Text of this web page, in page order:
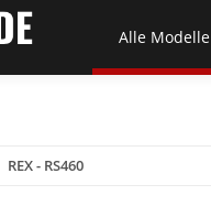
Alle Modelle
REX - RS460